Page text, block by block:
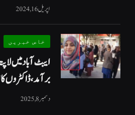
اپریل 16, 2024
خاص خبریں
ایبٹ آباد میں
برآمد، ڈاکٹروں
دسمبر 8, 2025